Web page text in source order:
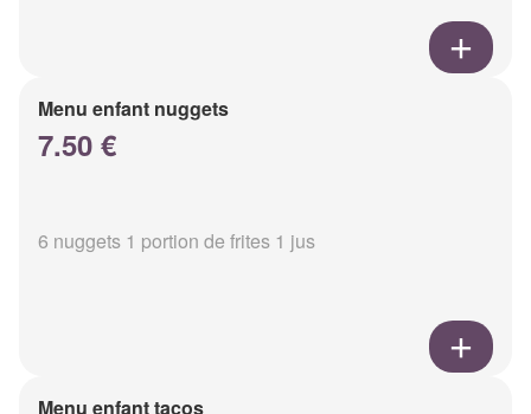
Menu enfant nuggets
7.50 €
6 nuggets 1 portion de frites 1 jus
Menu enfant tacos